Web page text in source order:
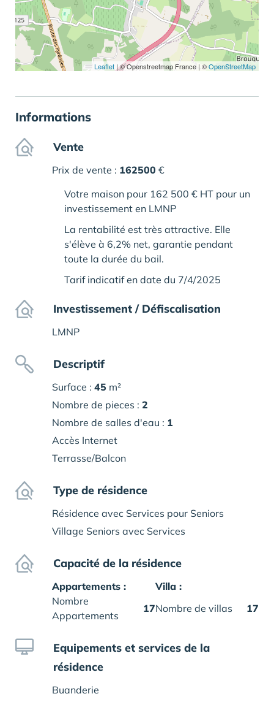
Leaflet |© Openstreetmap France | ©OpenStreetMap
Informations
Vente
Prix de vente : 162500 €
Votre maison pour 162 500 € HT pour un
investissement en LMNP
La rentabilité est très attractive. Elle
s'élève à 6,2% net, garantie pendant
toute la durée du bail.
Tarif indicatif en date du 7/4/2025
Investissement / Défiscalisation
LMNP
Descriptif
Surface : 45 m²
Nombre de pieces : 2
Nombre de salles d'eau : 1
Accès Internet
Terrasse/Balcon
Type de résidence
Résidence avec Services pour Seniors
Village Seniors avec Services
Capacité de la résidence
Appartements :
Villa :
Nombre
Appartements
17Nombre de villas 17
Equipements et services de la
résidence
Buanderie